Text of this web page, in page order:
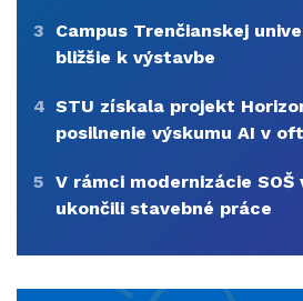
3
Campus Trenčianskej
bližšie k výstavbe
4 STU získala projekt
posilnenie výskumu AI v
5 V rámci modernizácie SOŠ
ukončili stavebné práce